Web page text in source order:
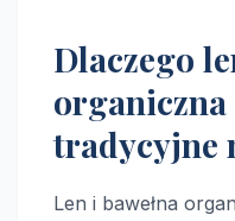
Dlaczego
organiczna
tradycyjne
Len i bawełna